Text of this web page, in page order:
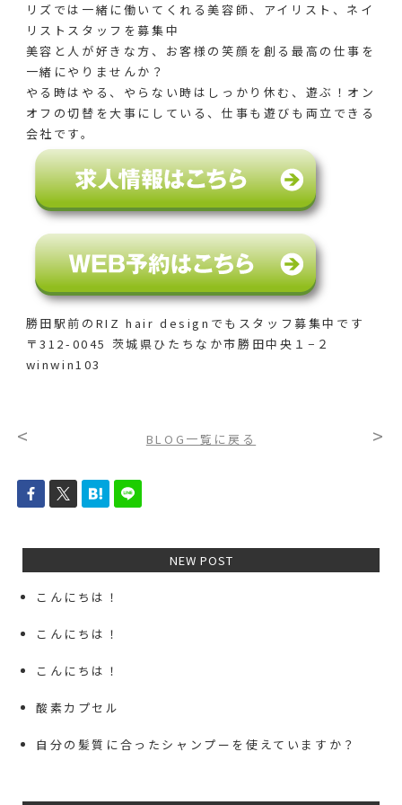
リズでは一緒に働いてくれる美容師、アイリスト、ネイ
リストスタッフを募集中
美容と人が好きな方、お客様の笑顔を創る最高の仕事を
一緒にやりませんか？
やる時はやる、やらない時はしっかり休む、遊ぶ！オン
オフの切替を大事にしている、仕事も遊びも両立できる
会社です。
勝田駅前のRIZ hair designでも スタッフ募集中です
〒312-0045 茨城県ひたちなか市勝田中央１−２
winwin103
< BLOG一覧に戻る >
NEW POST
こんにちは！
こんにちは！
こんにちは！
酸素カプセル
自分の髪質に合ったシャンプーを使えていますか？